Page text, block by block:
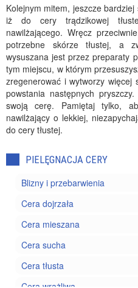
Kolejnym mitem, jeszcze
iż do cery trądzikowej
nawilżającego. Wręcz
potrzebne skórze tłustej, a
wysuszana jest przez preparaty
tym miejscu, w którym
zregenerować i wytworzy
powstania następnych
swoją cerę. Pamiętaj tylko,
nawilżający o lekkiej,
do cery tłustej.
PIELĘGNACJA CERY
Blizny i przebarwienia
Cera dojrzała
Cera mieszana
Cera sucha
Cera tłusta